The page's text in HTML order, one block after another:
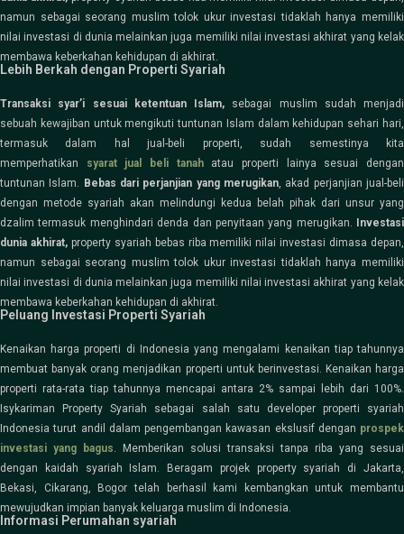
namun sebagai seorang muslim tolok ukur investasi tidaklah hanya memiliki
nilai investasi di dunia melainkan juga memiliki nilai investasi akhirat yang kelak
membawa keberkahan kehidupan di akhirat.
Lebih Berkah dengan Properti Syariah
Transaksi syar’i sesuai ketentuan Islam, sebagai muslim sudah menjadi
sebuah kewajiban untuk mengikuti tuntunan Islam dalam kehidupan sehari hari,
termasuk dalam hal jual-beli properti, sudah semestinya kita
memperhatikan syarat jual beli tanahatau properti lainya sesuai dengan
tuntunan Islam. Bebas dari perjanjian yang merugikan, akad perjanjian jual-beli
dengan metode syariah akan melindungi kedua belah pihak dari unsur yang
dzalim termasuk menghindari denda dan penyitaan yang merugikan.
Investasi
dunia akhirat, property syariah bebas riba memiliki nilai investasi dimasa depan,
namun sebagai seorang muslim tolok ukur investasi tidaklah hanya memiliki
nilai investasi di dunia melainkan juga memiliki nilai investasi akhirat yang kelak
membawa keberkahan kehidupan di akhirat.
Peluang Investasi Properti Syariah
Kenaikan harga properti di Indonesia yang mengalami kenaikan tiap tahunnya
membuat banyak orang menjadikan properti untuk berinvestasi. Kenaikan harga
properti rata-rata tiap tahunnya mencapai antara 2% sampai lebih dari 100%.
Isykariman Property Syariah sebagai salah satu developer properti syariah
Indonesia turut andil dalam pengembangan kawasan ekslusif dengan prospek
investasi yang bagus. Memberikan solusi transaksi tanpa riba yang sesuai
dengan kaidah syariah Islam. Beragam projek property syariah di Jakarta,
Bekasi, Cikarang, Bogor telah berhasil kami kembangkan untuk membantu
mewujudkan impian banyak keluarga muslim di Indonesia.
Informasi Perumahan syariah